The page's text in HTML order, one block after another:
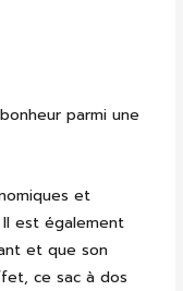
parmi une
et
est également
et que son
ce sac à dos